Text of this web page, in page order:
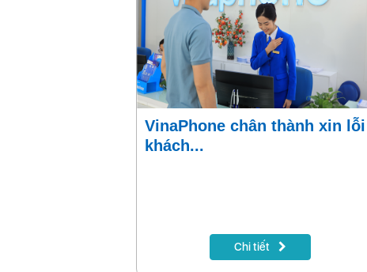
VinaPhone chân thành xin lỗi
khách...
Chi tiết